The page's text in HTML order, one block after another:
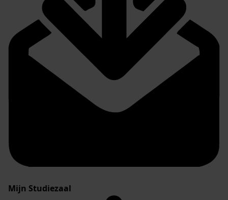
Mijn Studiezaal